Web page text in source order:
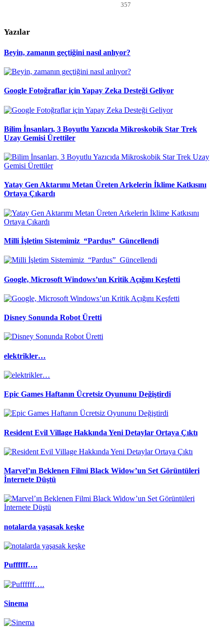
357
Yazılar
Beyin, zamanın geçtiğini nasıl anlıyor?
Google Fotoğraflar için Yapay Zeka Desteği Geliyor
Bilim İnsanları, 3 Boyutlu Yazıcıda Mikroskobik Star Trek
Uzay Gemisi Ürettiler
Yatay Gen Aktarımı Metan Üreten Arkelerin İklime Katkısını
Ortaya Çıkardı
Milli İşletim Sistemimiz “Pardus” Güncellendi
Google, Microsoft Windows’un Kritik Açığını Keşfetti
Disney Sonunda Robot Üretti
elektrikler…
Epic Games Haftanın Ücretsiz Oyununu Değiştirdi
Resident Evil Village Hakkında Yeni Detaylar Ortaya Çıktı
Marvel’ın Beklenen Filmi Black Widow’un Set Görüntüleri
İnternete Düştü
notalarda yaşasak keşke
Puffffff….
Sinema